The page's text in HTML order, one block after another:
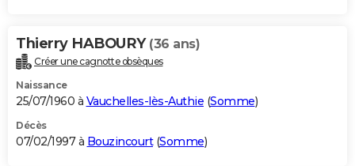
Thierry HABOURY (36 ans)
Créer une cagnotte obsèques
Naissance
25/07/1960 à Vauchelles-lès-Authie (Somme)
Décès
07/02/1997 à Bouzincourt(Somme)